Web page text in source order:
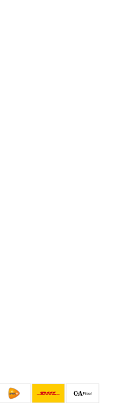
levenshouding. Daar
maar daar trek jij je niks
scoort. Sterker nog, je
ruitpatroon helemaal. Je
je rok moet hebben.
zal door de
meer de aandacht
en zowel in een zakelijke
combineren.
website, of geef je dochter
cadeaus die je haar geeft.
temperatuur richting
wilt laten zien. Draag je
Een strakke rok met
Heb je een strakke
knopen los als je meer
voor een rok met zijsplit.
je outfit een frivolere
de zonnige kanten van je
rokjes dames van
skater rok met een in het
leuke geruite rokken
En vergeet de
meer zonnebrillen,